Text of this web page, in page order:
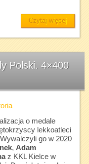
Czytaj więcej
Polski. 4×400
o medale
lekkoatleci
go w 2020
, Adam
z KKL Kielce w